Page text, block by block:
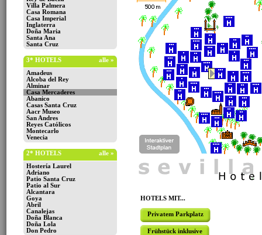
Villa Palmera
Casa Romana
Casa Imperial
Inglaterra
Doña Maria
Santa Ana
Santa Cruz
alle »
3* HOTELS
Amadeus
Alcoba del Rey
Alminar
Casa Mercaderes
Abanico
Casas Santa Cruz
Aacr Museo
San Andres
Reyes Católicos
Montecarlo
Venecia
alle »
2* HOTELS
Hostería Laurel
Adriano
Patio Santa Cruz
Patio al Sur
Alcantara
Goya
Abril
Canalejas
Doña Blanca
Doña Lola
Don Pedro
HOTELS MIT...
Privatem Parkplatz
Frühstück inklusive